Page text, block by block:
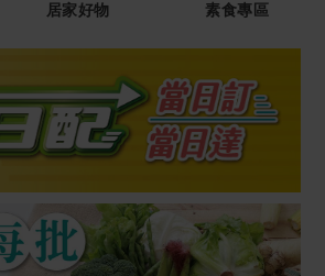
居家好物 素食專區